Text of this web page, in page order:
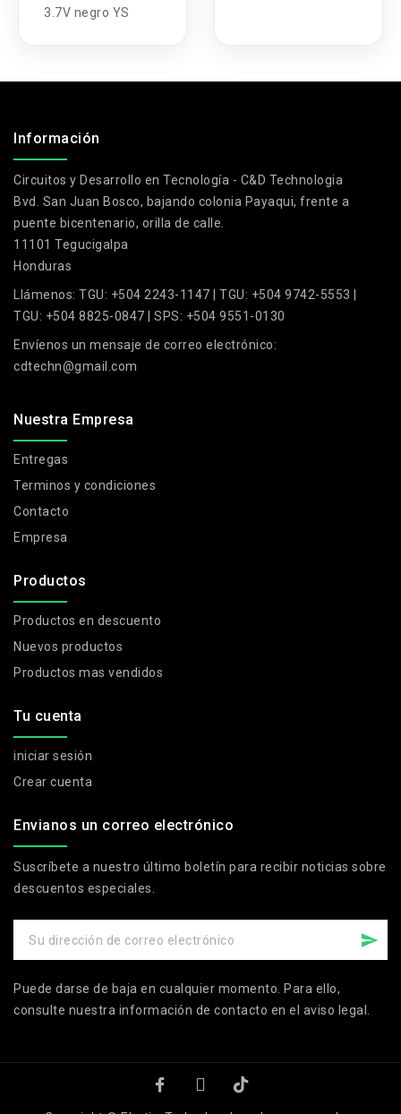
3.7V negro YS
Información
Circuitos y Desarrollo en Tecnología - C&D Technologia
Bvd. San Juan Bosco, bajando colonia Payaqui, frente a
puente bicentenario, orilla de calle.
11101 Tegucigalpa
Honduras
Llámenos: TGU: +504 2243-1147 | TGU: +504 9742-5553 |
TGU: +504 8825-0847 | SPS: +504 9551-0130
Envíenos un mensaje de correo electrónico:
cdtechn@gmail.com
Nuestra Empresa
Entregas
Terminos y condiciones
Contacto
Empresa
Productos
Productos en descuento
Nuevos productos
Productos mas vendidos
Tu cuenta
iniciar sesión
Crear cuenta
Envianos un correo electrónico
Suscríbete a nuestro último boletín para recibir noticias sobre
descuentos especiales.
Puede darse de baja en cualquier momento. Para ello,
consulte nuestra información de contacto en el aviso legal.